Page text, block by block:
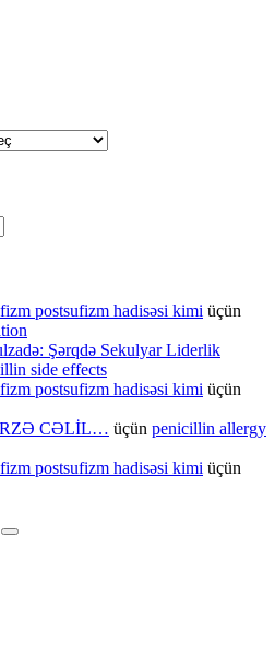
postsufizm hadisəsi kimi üçün
Şərqdə Sekulyar Liderlik
side effects
postsufizm hadisəsi kimi üçün
CƏLİL… üçün penicillin allergy
postsufizm hadisəsi kimi üçün